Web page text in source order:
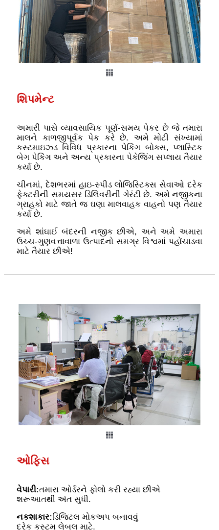
શિપમેન્ટ
અમારી પાસે વ્યાવસાયિક પૂર્ણ-સમય પેકર છે જે તમારા
માલને કાળજીપૂર્વક પેક કરે છે. અમે મોટી સંખ્યામાં
કસ્ટમાઇઝ્ડ વિવિધ પ્રકારના પેકિંગ બોક્સ, પ્લાસ્ટિક
બેગ પેકિંગ અને અન્ય પ્રકારના પેકેજિંગ સપ્લાય તૈયાર
કર્યા છે.
ચીનમાં, દેશભરમાં હાઇ-સ્પીડ લોજિસ્ટિક્સ સેવાઓ દરેક
ફેક્ટરીની સમયસર ડિલિવરીની ગેરંટી છે. અમે નજીકના
ગ્રાહકો માટે જાતે જ ઘણા માલવાહક વાહનો પણ તૈયાર
કર્યા છે.
અમે શાંઘાઈ બંદરની નજીક છીએ, અને અમે અમારા
ઉચ્ચ-ગુણવત્તાવાળા ઉત્પાદનો સમગ્ર વિશ્વમાં પહોંચાડવા
માટે તૈયાર છીએ!
ઓફિસ
વેપારી:તમારા ઓર્ડરને ફોલો કરી રહ્યા છીએ
શરૂઆતથી અંત સુધી.
નકશાકાર:ડિજિટલ મોકઅપ બનાવવું
દરેક કસ્ટમ લેબલ માટે.